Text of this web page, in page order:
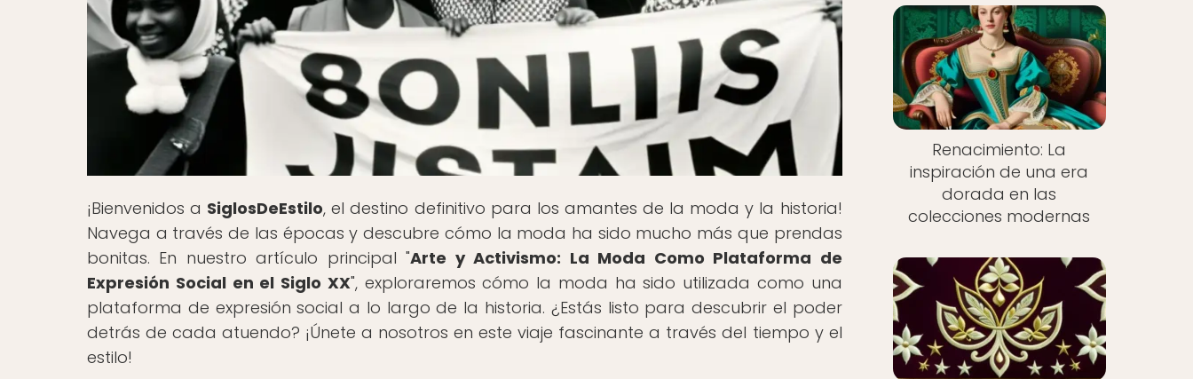
¡Bienvenidos a SiglosDeEstilo, el destino definitivo para los amantes de la moda y la historia!
Navega a través de las épocas y descubre cómo la moda ha sido mucho más que prendas
bonitas. En nuestro artículo principal "Arte y Activismo: La Moda Como Plataforma de
Expresión Social en el Siglo XX", exploraremos cómo la moda ha sido utilizada como una
plataforma de expresión social a lo largo de la historia. ¿Estás listo para descubrir el poder
detrás de cada atuendo? ¡Únete a nosotros en este viaje fascinante a través del tiempo y el
estilo!
Renacimiento: La
inspiración de una era
dorada en las
colecciones modernas